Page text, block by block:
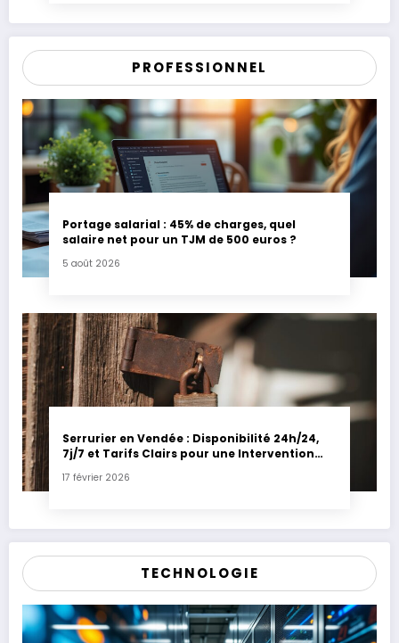
PROFESSIONNEL
Portage salarial : 45% de charges, quel
salaire net pour un TJM de 500 euros ?
5 août 2026
Serrurier en Vendée : Disponibilité 24h/24,
7j/7 et Tarifs Clairs pour une Intervention
17 février 2026
TECHNOLOGIE